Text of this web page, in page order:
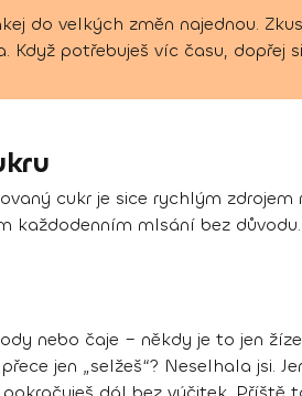
do velkých změn najednou.
Když potřebuješ víc času, dopřej
cukr je sice rychlým
každodenním mlsání bez důvodu.
nebo čaje – někdy je to jen
jen „selžeš“? Neselhala jsi.